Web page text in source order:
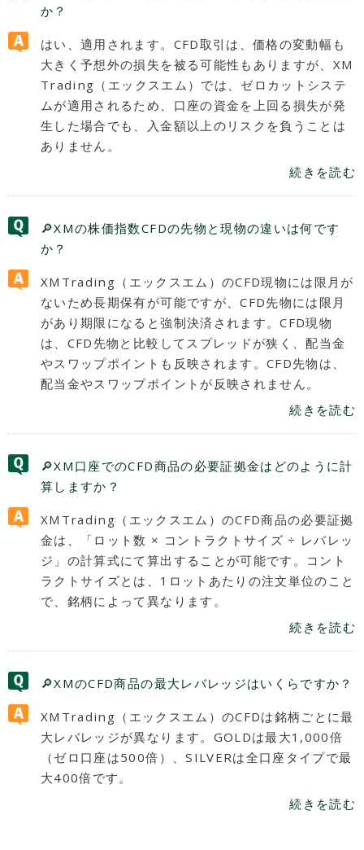
か？
はい、適用されます。CFD取引は、価格の変動幅も
大きく予想外の損失を被る可能性もありますが、XM
Trading（エックスエム）では、ゼロカットシステ
ムが適用されるため、口座の資金を上回る損失が発
生した場合でも、入金額以上のリスクを負うことは
ありません。
続きを読む
🔎XMの株価指数CFDの先物と現物の違いは何です
か？
XMTrading（エックスエム）のCFD現物には限月が
ないため長期保有が可能ですが、CFD先物には限月
があり期限になると強制決済されます。CFD現物
は、CFD先物と比較してスプレッドが狭く、配当金
やスワップポイントも反映されます。CFD先物は、
配当金やスワップポイントが反映されません。
続きを読む
🔎XM口座でのCFD商品の必要証拠金はどのように計
算しますか？
XMTrading（エックスエム）のCFD商品の必要証拠
金は、「ロット数 × コントラクトサイズ ÷ レバレッ
ジ」の計算式にて算出することが可能です。コント
ラクトサイズとは、1ロットあたりの注文単位のこと
で、銘柄によって異なります。
続きを読む
🔎XMのCFD商品の最大レバレッジはいくらですか？
XMTrading（エックスエム）のCFDは銘柄ごとに最
大レバレッジが異なります。GOLDは最大1,000倍
（ゼロ口座は500倍）、SILVERは全口座タイプで最
大400倍です。
続きを読む